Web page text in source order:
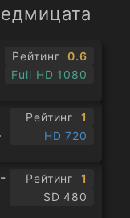
Рейтинг
0.6
Full HD 1080
Рейтинг
1
HD 720
Рейтинг
1
SD 480